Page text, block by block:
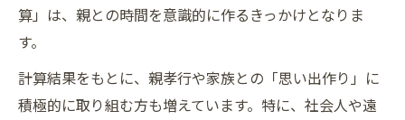
算」は、親との時間を意識的に作るきっかけとなりま
す。
計算結果をもとに、親孝行や家族との「思い出作り」に
積極的に取り組む方も増えています。特に、社会人や遠